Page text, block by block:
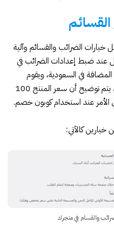
الضرائب والقسائم وآلية
عند ضبط إعدادات الضرائب في
في السعودية، ويقوم
العميل بشراء منتج بسعر 100 ريال، يتم توضيح أن سعر المنتج 100
كالآتي: